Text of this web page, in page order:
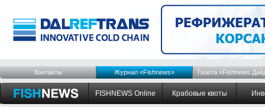
Контакты Журнал «Fishnews» Газета «Fishnews
FISHNEWS Online Крабовые квоты